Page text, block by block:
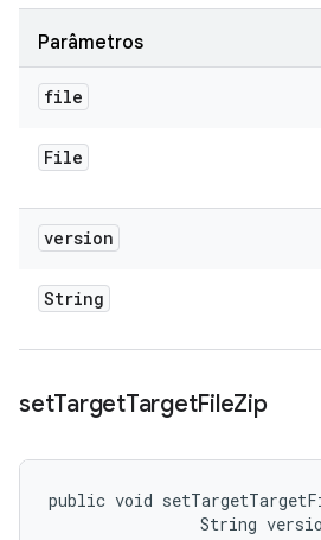
Parâmetros
file
File
version
String
setTargetTargetFileZip
public void
String